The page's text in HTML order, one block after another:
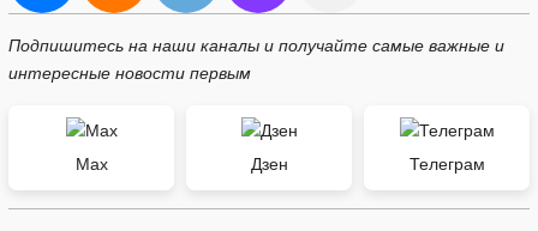
Подпишитесь на наши каналы и получайте самые важные и
интересные новости первым
Max Дзен Телеграм